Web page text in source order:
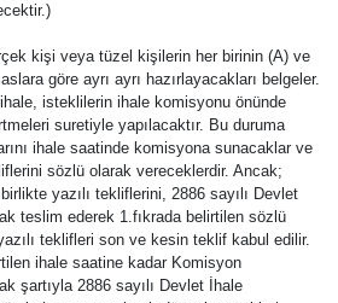
kişi veya tüzel kişilerin her birinin (A) ve
göre ayrı ayrı hazırlayacakları belgeler.
isteklilerin ihale komisyonu önünde
suretiyle yapılacaktır. Bu duruma
ihale saatinde komisyona sunacaklar ve
sözlü olarak vereceklerdir. Ancak;
yazılı tekliflerini, 2886 sayılı Devlet
teslim ederek 1.fıkrada belirtilen sözlü
teklifleri son ve kesin teklif kabul edilir.
ihale saatine kadar Komisyon
şartıyla 2886 sayılı Devlet İhale